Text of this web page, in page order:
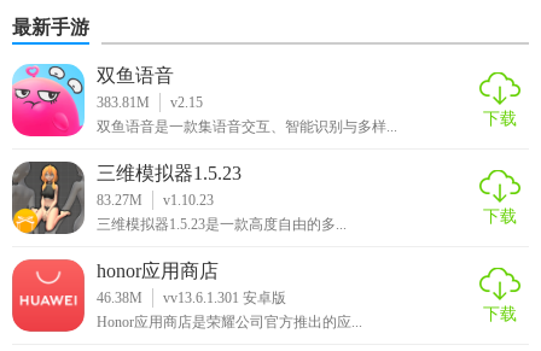
对于星空时代手游的忠实玩家来说，星空时代手游内置菜单
版无疑是一个不可多得的好帮手。它不仅能帮助玩家节省大
量时间和精力，还能提升游戏乐趣，让玩家在享受游戏的同
时，感受到更多的便捷与舒适。无论是新手还是老玩家，都
值得一试！
最新手游
双鱼语音
383.81M
v2.15
双鱼语音是一款集语音交互、智能识别与多样...
下载
三维模拟器1.5.23
83.27M
v1.10.23
三维模拟器1.5.23是一款高度自由的多...
下载
honor应用商店
46.38M
vv13.6.1.301 安卓版
Honor应用商店是荣耀公司官方推出的应...
下载